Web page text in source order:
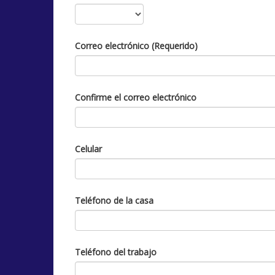
Correo electrónico (Requerido)
Confirme el correo electrónico
Celular
Teléfono de la casa
Teléfono del trabajo